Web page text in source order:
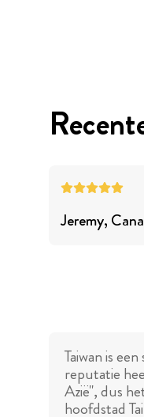
Jeremy,
Taiwan is
reputatie
Azië", dus
hoofdstad